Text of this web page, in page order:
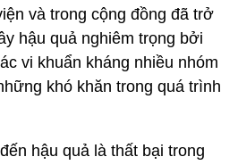
và trong cộng đồng đã trở
hậu quả nghiêm trọng bởi
vi khuẩn kháng nhiều nhóm
khó khăn trong quá trình
hậu quả là thất bại trong